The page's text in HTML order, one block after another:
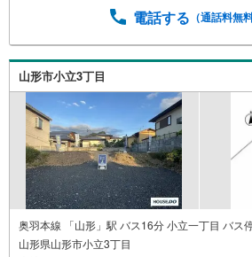
電話する （通話料無料
山形市小立3丁目
奥羽本線 「山形」駅 バス16分 小立一丁目 バス
山形県山形市小立3丁目